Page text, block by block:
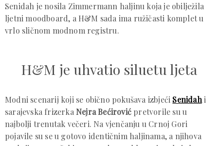
Senidah je nosila Zimmermann haljinu koja je obilježila
ljetni moodboard, a H&M sada ima ružičasti komplet u
vrlo sličnom modnom registru.
H&M je uhvatio siluetu ljeta
Modni scenarij koji se obično pokušava izbjeći Senidahi
sarajevska frizerka Nejra Bećirović pretvorile su u
najbolji trenutak večeri. Na vjenčanju u Crnoj Gori
pojavile su se u gotovo identičnim haljinama, a njihova